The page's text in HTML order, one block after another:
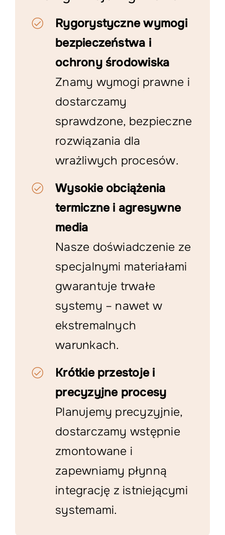
Rygorystyczne wymogi
bezpieczeństwa i
ochrony środowiska
Znamy wymogi prawne i
dostarczamy
sprawdzone, bezpieczne
rozwiązania dla
wrażliwych procesów.
Wysokie obciążenia
termiczne i agresywne
media
Nasze doświadczenie ze
specjalnymi materiałami
gwarantuje trwałe
systemy – nawet w
ekstremalnych
warunkach.
Krótkie przestoje i
precyzyjne procesy
Planujemy precyzyjnie,
dostarczamy wstępnie
zmontowane i
zapewniamy płynną
integrację z istniejącymi
systemami.